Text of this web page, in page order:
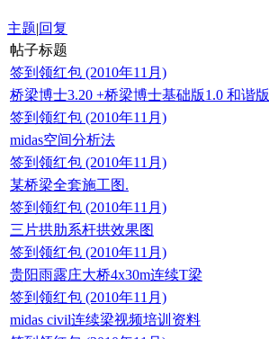
主题|回复
帖子标题
签到领红包 (2010年11月)
桥梁博士3.20 +桥梁博士基础版1.0 和谐版
签到领红包 (2010年11月)
midas空间分析法
签到领红包 (2010年11月)
某桥梁全套施工图.
签到领红包 (2010年11月)
三片拱肋系杆拱效果图
签到领红包 (2010年11月)
贵阳雨露庄大桥4x30m连续T梁
签到领红包 (2010年11月)
midas civil连续梁视频培训资料